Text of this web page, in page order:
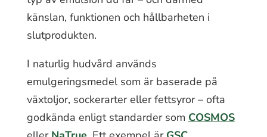
känslan, funktionen och hållbarheten i
slutprodukten.
I naturlig hudvård används
emulgeringsmedel som är baserade på
växtoljor, sockerarter eller fettsyror – ofta
godkända enligt standarder som COSMOS